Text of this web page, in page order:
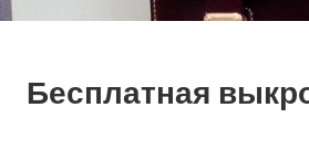
Бесплатная